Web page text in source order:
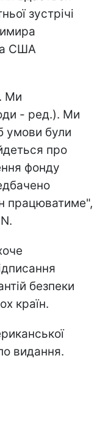
зустрічі
США
Ми
- ред.). Ми
умови були
про
фонду
працюватиме",
безпеки
країн.
видання.